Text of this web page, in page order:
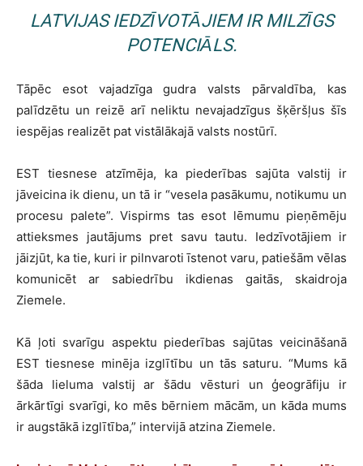
LATVIJAS IEDZĪVOTĀJIEM IR MILZĪGS
POTENCIĀLS.
Tāpēc esot vajadzīga gudra valsts pārvaldība, kas
palīdzētu un reizē arī neliktu nevajadzīgus šķēršļus šīs
iespējas realizēt pat vistālākajā valsts nostūrī.
EST tiesnese atzīmēja, ka piederības sajūta valstij ir
jāveicina ik dienu, un tā ir “vesela pasākumu, notikumu un
procesu palete”. Vispirms tas esot lēmumu pieņēmēju
attieksmes jautājums pret savu tautu. Iedzīvotājiem ir
jāizjūt, ka tie, kuri ir pilnvaroti īstenot varu, patiešām vēlas
komunicēt ar sabiedrību ikdienas gaitās, skaidroja
Ziemele.
Kā ļoti svarīgu aspektu piederības sajūtas veicināšanā
EST tiesnese minēja izglītību un tās saturu. “Mums kā
šāda lieluma valstij ar šādu vēsturi un ģeogrāfiju ir
ārkārtīgi svarīgi, ko mēs bērniem mācām, un kāda mums
ir augstākā izglītība,” intervijā atzina Ziemele.